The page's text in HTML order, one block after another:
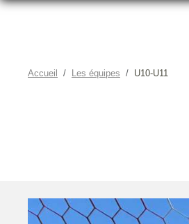
Accueil Les équipes U10-U11